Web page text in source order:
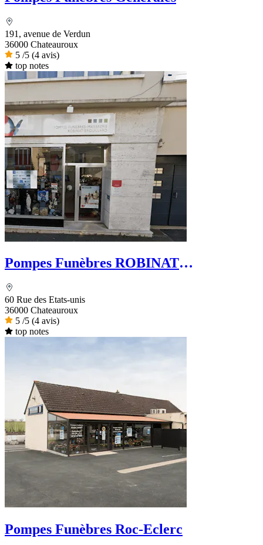
191, avenue de Verdun
36000 Chateauroux
5 /5 (4 avis)
top notes
Pompes Funèbres ROBINAT
60 Rue des Etats-unis
36000 Chateauroux
5 /5 (4 avis)
top notes
Pompes Funèbres Roc-Eclerc